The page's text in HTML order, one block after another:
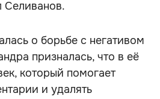
Селиванов.
о борьбе с негативом
призналась, что в её
который помогает
и удалять